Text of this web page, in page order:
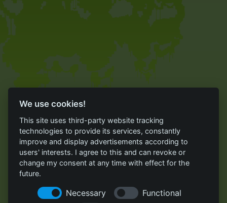
We use cookies!
This site uses third-party website tracking
technologies to provide its services, constantly
improve and display advertisements according to
users' interests. I agree to this and can revoke or
change my consent at any time with effect for the
future.
Necessary
Functional